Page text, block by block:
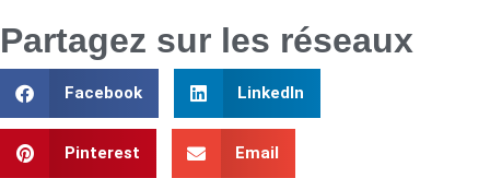
Partagez sur les réseaux
Facebook LinkedIn
Pinterest Email